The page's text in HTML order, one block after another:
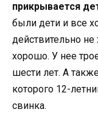
прикрывается
были дети и все
действительно не
хорошо. У нее
шести лет. А
которого 12-
свинка.